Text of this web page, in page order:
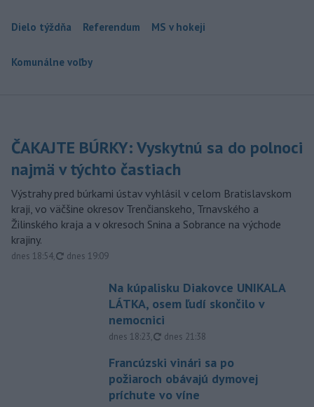
Dielo týždňa Referendum MS v hokeji
Komunálne voľby
ČAKAJTE BÚRKY: Vyskytnú sa do polnoci
najmä v týchto častiach
Výstrahy pred búrkami ústav vyhlásil v celom Bratislavskom
kraji, vo väčšine okresov Trenčianskeho, Trnavského a
Žilinského kraja a v okresoch Snina a Sobrance na východe
krajiny.
dnes 18:54, aktualizované
dnes 19:09
Na kúpalisku Diakovce UNIKALA
LÁTKA, osem ľudí skončilo v
nemocnici
dnes 18:23, aktualizované
dnes 21:38
Francúzski vinári sa po
požiaroch obávajú dymovej
príchute vo víne